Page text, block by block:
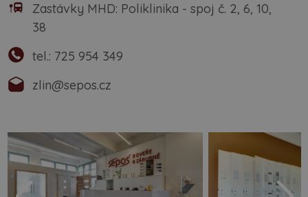
Zastávky MHD: Poliklinika - spoj č. 2, 6, 10,
38
tel.: 725 954 349
zlin@sepos.cz